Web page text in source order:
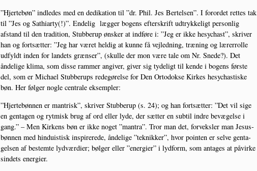
”Hjer­tebøn” ind­le­des med en dedi­ka­tion til ”dr. Phil. Jes Ber­tel­sen”. I for­or­det ret­tes tak
til ”Jes og Sat­hi­ar­ty(!)”. Ende­lig læg­ger bogens efter­skrift udtryk­ke­ligt per­son­lig
afstand til den tra­di­tion, Stub­be­rup ønsker at ind­fø­re i: ”Jeg er ikke hesy­chast”, skri­ver
han og fort­sæt­ter: ”Jeg har været hel­dig at kun­ne få vej­led­ning, træ­ning og lærer­rol­le
udfyldt inden for lan­dets græn­ser”, (skul­le der mon være tale om Nr. Sne­de?). Det
ånde­li­ge kli­ma, som dis­se ram­mer angi­ver, giver sig tyde­ligt til ken­de i bogens før­ste
del, som er Micha­el Stub­be­rups rede­gø­rel­se for Den Orto­dok­se Kir­kes hesy­cha­sti­ske
bøn. Her føl­ger nog­le cen­tra­le eksempler:
”Hjer­tebøn­nen er man­trisk”, skri­ver Stub­be­rup (s. 24); og han fort­sæt­ter: ”Det vil sige
en gen­ta­gen og ryt­misk brug af ord eller lyde, der sæt­ter en sub­til indre bevæ­gel­se i
gang.” – Men Kir­kens bøn er ikke noget ”man­tra”. Tror man det, for­veks­ler man Jesus­
bøn­nen med hin­du­i­stisk inspi­re­re­de, ånde­li­ge ”tek­nik­ker”, hvor poin­ten er sel­ve gen­ta­
gel­sen af bestem­te lyd­vær­di­er; bøl­ger eller ”ener­gi­er” i lyd­form, som anta­ges at påvir­ke
sin­dets energier.